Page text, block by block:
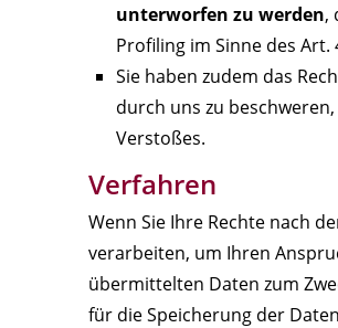
unterworfen zu werden,
Profiling im Sinne des Art.
Sie haben zudem das
durch uns zu
Verstoßes.
Verfahren
Wenn Sie Ihre Rechte nach
verarbeiten, um Ihren
übermittelten Daten zum
für die Speicherung der